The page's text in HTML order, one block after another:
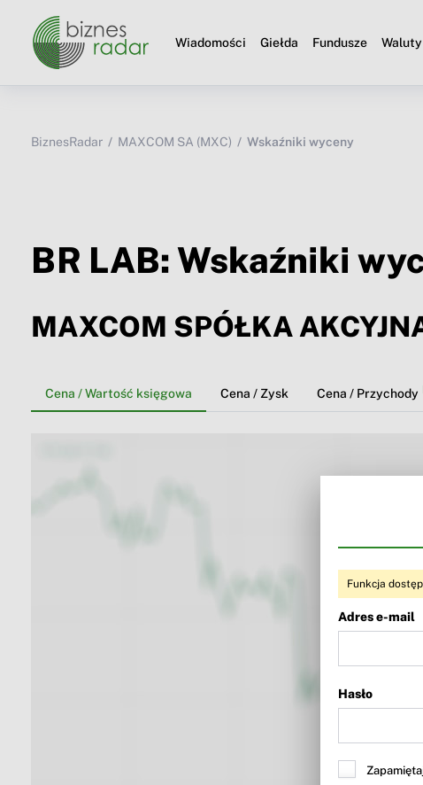
Wiadomości Giełda Fundusze Waluty
BiznesRadar MAXCOM SA (MXC) Wskaźniki wyceny
BR LAB: Wskaźniki
MAXCOM SPÓŁKA
Cena / Wartość księgowa Cena / Zysk Cena / Przychody
Funkcja
Adres e-mail
Hasło